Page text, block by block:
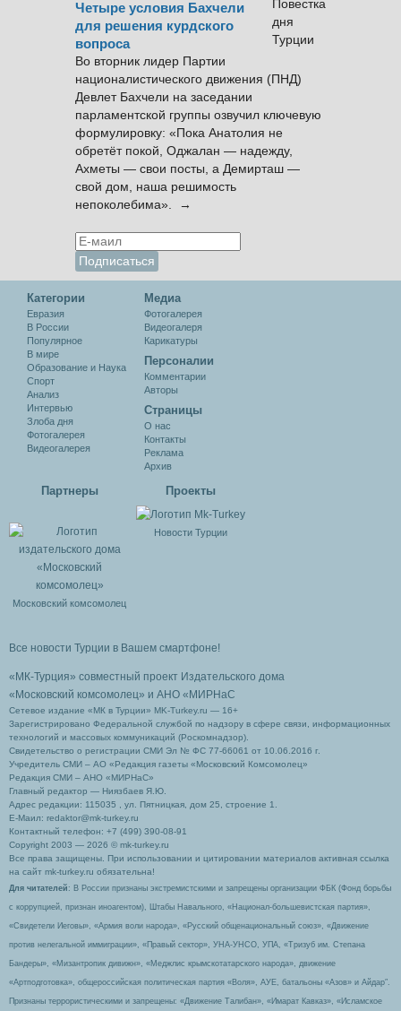
Четыре условия Бахчели
для решения курдского
вопроса
Во вторник лидер Партии
националистического движения (ПНД)
Девлет Бахчели на заседании
парламентской группы озвучил ключевую
формулировку: «Пока Анатолия не
обретёт покой, Оджалан — надежду,
Ахметы — свои посты, а Демирташ —
свой дом, наша решимость
непоколебима». →
Категории
Евразия
В России
Популярное
В мире
Образование и Наука
Спорт
Анализ
Интервью
Злоба дня
Фотогалерея
Видеогалерея
Медиа
Фотогалерея
Видеогалеря
Карикатуры
Персоналии
Комментарии
Авторы
Cтраницы
О нас
Контакты
Реклама
Архив
Партнеры
Московский комсомолец
Проекты
Новости Турции
Все новости Турции в Вашем смартфоне!
«МК-Турция» совместный проект Издательского дома
«Московский комсомолец» и АНО «МИРНаС
Сетевое издание «МК в Турции» MK-Turkey.ru — 16+
Зарегистрировано Федеральной службой по надзору в сфере связи, информационных
технологий и массовых коммуникаций (Роскомнадзор).
Свидетельство о регистрации СМИ Эл № ФС 77-66061 от 10.06.2016 г.
Учредитель СМИ – АО «Редакция газеты «Московский Комсомолец»
Редакция СМИ – АНО «МИРНаС»
Главный редактор — Ниязбаев Я.Ю.
Адрес редакции: 115035 , ул. Пятницкая, дом 25, строение 1.
Е-Маил: redaktor@mk-turkey.ru
Контактный телефон: +7 (499) 390-08-91
Copyright 2003 — 2026 © mk-turkey.ru
Все права защищены. При использовании и цитировании материалов активная ссылка
на сайт mk-turkey.ru обязательна!
Для читателей : В России признаны экстремистскими и запрещены организации ФБК (Фонд борьбы
с коррупцией, признан иноагентом), Штабы Навального, «Национал-большевистская партия»,
«Свидетели Иеговы», «Армия воли народа», «Русский общенациональный союз», «Движение
против нелегальной иммиграции», «Правый сектор», УНА-УНСО, УПА, «Тризуб им. Степана
Бандеры», «Мизантропик дивижн», «Меджлис крымскотатарского народа», движение
«Артподготовка», общероссийская политическая партия «Воля», АУЕ, батальоны «Азов» и Айдар″.
Признаны террористическими и запрещены: «Движение Талибан», «Имарат Кавказ», «Исламское